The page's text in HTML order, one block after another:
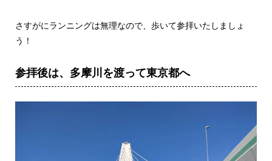
さすがにランニングは無理なので、歩いて参拝いたしましょ
う！
参拝後は、多摩川を渡って東京都へ